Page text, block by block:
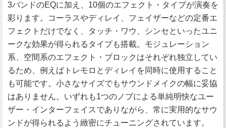
3バンドのEQに加え、10個のエフェクト・タイプが演奏を
彩ります。コーラスやディレイ、フェイザーなどの定番エ
フェクトだけでなく、タッチ・ワウ、シンセといったユニ
ークな効果が得られるタイプも搭載。モジュレーション
系、空間系のエフェクト・ブロックはそれぞれ独立してい
るため、例えばトレモロとディレイを同時に使用すること
も可能です。小さなサイズでもサウンドメイクの幅に妥協
はありません。いずれも1つのノブによる単純明快なユー
ザー・インターフェイスでありながら、常に実用的なサウ
ンドが得られるよう緻密にチューニングされています。